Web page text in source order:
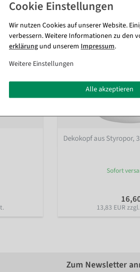
Dekokopf aus Styropor,
Sofort
13,83 EUR
Zum Newsletter
Wir nutzen Cookies auf unserer Website.
verbessern. Weitere Informationen zu den
erklärung und unserem Impressum.
Weitere Einstellungen
Alle akzeptieren